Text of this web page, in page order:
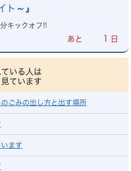
ト～』
キックオフ!!
あと 1 日
いる人は
ています
ごみの出し方と出す場所
ます